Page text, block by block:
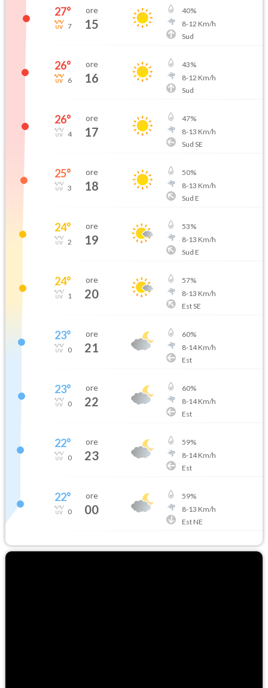
27°
7
ore
15
40%
8-12 Km/h
Sud
26°
6
ore
16
43%
8-12 Km/h
Sud
26°
4
ore
17
47%
8-13 Km/h
Sud SE
25°
3
ore
18
50%
8-13 Km/h
Sud E
24°
2
ore
19
53%
8-13 Km/h
Sud E
24°
1
ore
20
57%
8-13 Km/h
Est SE
23°
0
ore
21
60%
8-14Km/h
Est
23°
0
ore
22
60%
8-14Km/h
Est
22°
0
ore
23
59%
8-14Km/h
Est
22°
0
ore
00
59%
8-13 Km/h
Est NE